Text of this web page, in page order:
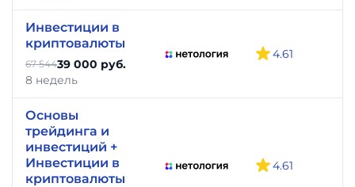
Инвестиции в
криптовалюты
67 54439 000 руб.
8 недель
4.61
Основы
трейдинга и
инвестиций +
Инвестиции в
криптовалюты
4.61